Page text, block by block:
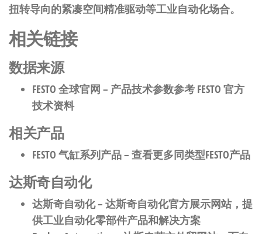
扭转导向的紧凑空间精准驱动等工业自动化场合。
相关链接
数据来源
FESTO 全球官网 – 产品技术参数参考 FESTO 官方
技术资料
相关产品
FESTO 气缸系列产品– 查看更多同类型FESTO产品
达斯奇自动化
达斯奇自动化– 达斯奇自动化官方展示网站，提
供工业自动化零部件产品和解决方案